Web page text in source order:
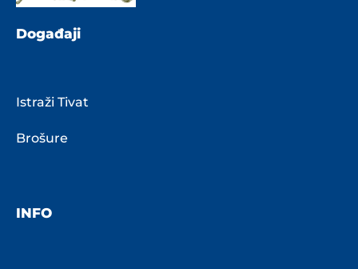
Događaji
Istraži Tivat
Brošure
INFO